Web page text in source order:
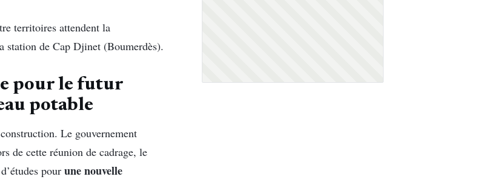
territoires attendent la
station de Cap Djinet (Boumerdès).
pour le futur
potable
Le gouvernement
de cette réunion de cadrage, le
pour une nouvelle